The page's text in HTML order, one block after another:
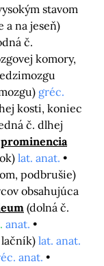
stavom
a na jeseň)
č.
komory,
gréc.
kosti, koniec
č. dlhej
prominencia
lat. anat.
podbrušie)
obsahujúca
(dolná č.
anat.
lat. anat.
anat.